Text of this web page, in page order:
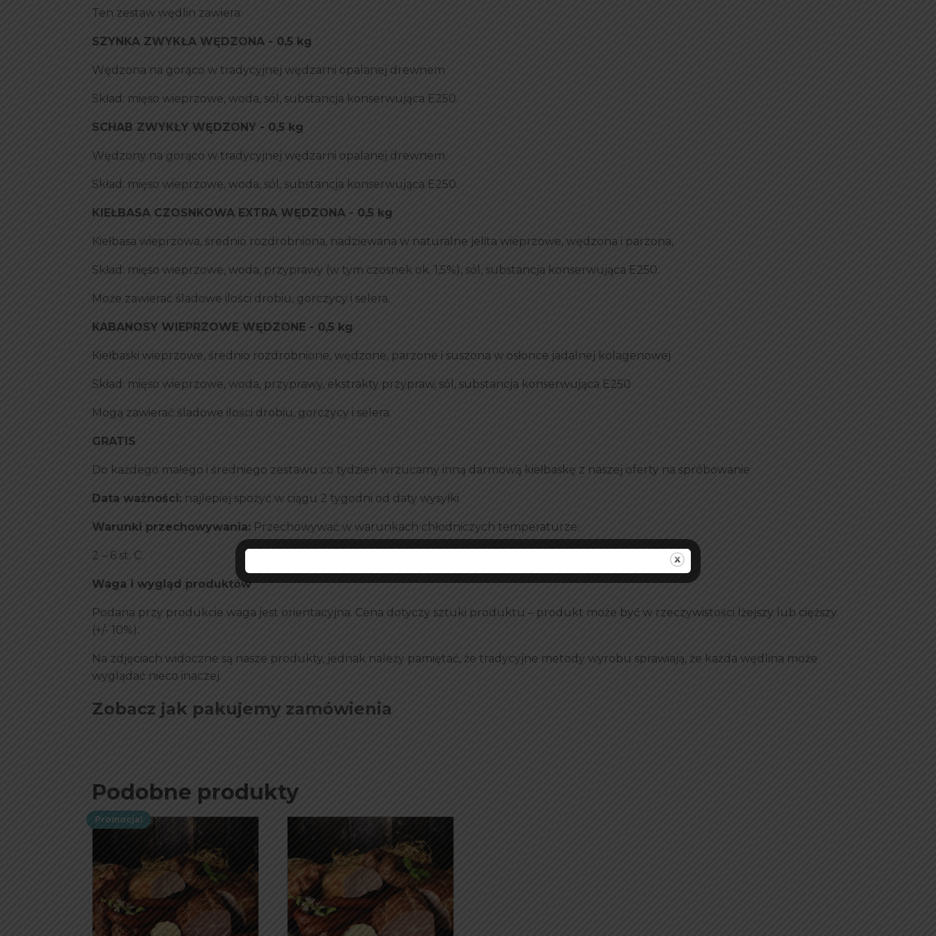
Ten zestaw wędlin zawiera:
SZYNKA ZWYKŁA WĘDZONA - 0,5 kg
Wędzona na gorąco w tradycyjnej wędzarni opalanej drewnem
Skład: mięso wieprzowe, woda, sól, substancja konserwująca E250.
SCHAB ZWYKŁY WĘDZONY - 0,5 kg
Wędzony na gorąco w tradycyjnej wędzarni opalanej drewnem.
Skład: mięso wieprzowe, woda, sól, substancja konserwująca E250.
KIEŁBASA CZOSNKOWA EXTRA WĘDZONA - 0,5 kg
Kiełbasa wieprzowa, średnio rozdrobniona, nadziewana w naturalne jelita wieprzowe, wędzona i parzona,
Skład: mięso wieprzowe, woda, przyprawy (w tym czosnek ok. 1,5%), sól, substancja konserwująca E250.
Może zawierać śladowe ilości drobiu, gorczycy i selera.
KABANOSY WIEPRZOWE WĘDZONE - 0,5 kg
Kiełbaski wieprzowe, średnio rozdrobnione, wędzone, parzone i suszona w osłonce jadalnej kolagenowej
Skład: mięso wieprzowe, woda, przyprawy, ekstrakty przypraw, sól, substancja konserwująca E250
Mogą zawierać śladowe ilości drobiu, gorczycy i selera.
GRATIS
Do każdego małego i średniego zestawu co tydzień wrzucamy inną darmową kiełbaskę z naszej oferty na spróbowanie
Data ważności: najlepiej spożyć w ciągu 2 tygodni od daty wysyłki
Warunki przechowywania: Przechowywać w warunkach chłodniczych temperaturze:
2 – 6 st. C.
Waga i wygląd produktów
Podana przy produkcie waga jest orientacyjna. Cena dotyczy sztuki produktu – produkt może być w rzeczywistości lżejszy lub cięższy
(+/- 10%).
Na zdjęciach widoczne są nasze produkty, jednak należy pamiętać, że tradycyjne metody wyrobu sprawiają, że każda wędlina może
wyglądać nieco inaczej.
Zobacz jak pakujemy zamówienia
Podobne produkty
Promocja!